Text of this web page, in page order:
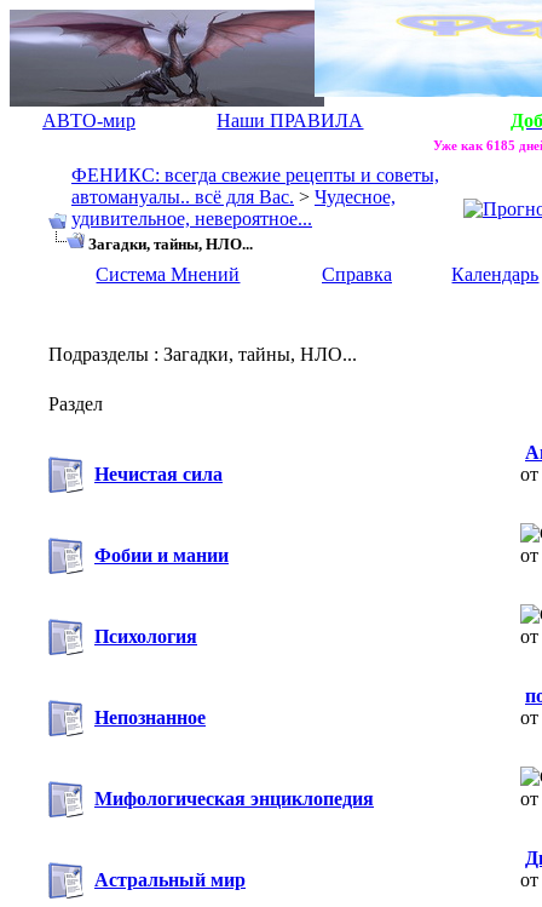
АВТО-мир Наши ПРАВИЛА
Уже как 6185
ФЕНИКС: всегда свежие рецепты и советы,
автомануалы.. всё для Вас. > Чудесное,
удивительное, невероятное...
Загадки, тайны, НЛО...
Система Мнений Справка Календарь
Подразделы : Загадки, тайны, НЛО...
Раздел
Нечистая сила
от
Фобии и мании от
Психология от
Непознанное
от
Мифологическая энциклопедия от
Астральный мир
от